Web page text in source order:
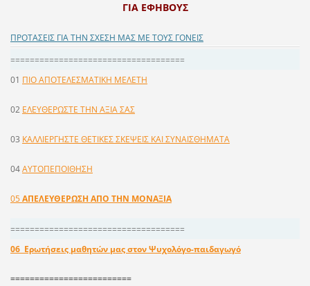
ΓΙΑ ΕΦΗΒΟΥΣ
ΠΡΟΤΑΣΕΙΣ ΓΙΑ ΤΗΝ ΣΧΕΣΗ ΜΑΣ ΜΕ ΤΟΥΣ ΓΟΝΕΙΣ
====================================
01 ΠΙΟ ΑΠΟΤΕΛΕΣΜΑΤΙΚΗ ΜΕΛΕΤΗ
02 ΕΛΕΥΘΕΡΩΣΤΕ ΤΗΝ ΑΞΙΑ ΣΑΣ
03 ΚΑΛΛΙΕΡΓΗΣΤΕ ΘΕΤΙΚΕΣ ΣΚΕΨΕΙΣ ΚΑΙ ΣΥΝΑΙΣΘΗΜΑΤΑ
04AYTOΠEΠOIΘHΣH
05ΑΠΕΛΕΥΘΕΡΩΣΗ ΑΠΟ ΤΗΝ ΜΟΝΑΞΙΑ
====================================
06 Ερωτήσεις μαθητών μας στον Ψυχολόγο-παιδαγωγό
=========================